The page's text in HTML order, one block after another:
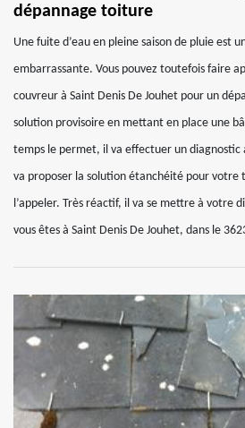
dépannage toiture
Une fuite d’eau en pleine saison de pluie est
embarrassante. Vous pouvez toutefois faire
couvreur à Saint Denis De Jouhet pour un
solution provisoire en mettant en place une
temps le permet, il va effectuer un
va proposer la solution étanchéité pour votre
l’appeler. Très réactif, il va se mettre à votre
vous êtes à Saint Denis De Jouhet, dans le